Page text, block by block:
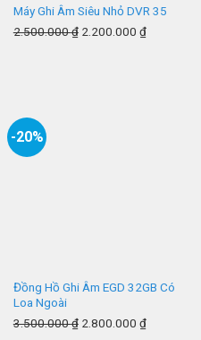
Máy Ghi Âm Siêu Nhỏ DVR 35
2.500.000₫ 2.200.000 ₫
-20%
Đồng Hồ Ghi Âm EGD 32GB Có
Loa Ngoài
3.500.000₫ 2.800.000 ₫